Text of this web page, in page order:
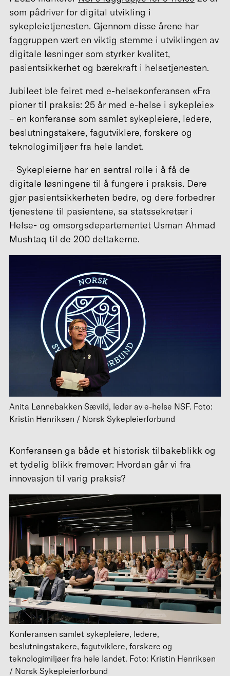
som pådriver for digital utvikling i
sykepleietjenesten. Gjennom disse årene har
faggruppen vært en viktig stemme i utviklingen av
digitale løsninger som styrker kvalitet,
pasientsikkerhet og bærekraft i helsetjenesten.
Jubileet ble feiret med e-helsekonferansen «Fra
pioner til praksis: 25 år med e-helse i sykepleie»
– en konferanse som samlet sykepleiere, ledere,
beslutningstakere, fagutviklere, forskere og
teknologimiljøer fra hele landet.
– Sykepleierne har en sentral rolle i å få de
digitale løsningene til å fungere i praksis. Dere
gjør pasientsikkerheten bedre, og dere forbedrer
tjenestene til pasientene, sa statssekretær i
Helse- og omsorgsdepartementet Usman Ahmad
Mushtaq til de 200 deltakerne.
Anita Lønnebakken Sævild, leder av e-helse NSF. Foto:
Kristin Henriksen / Norsk Sykepleierforbund
Konferansen ga både et historisk tilbakeblikk og
et tydelig blikk fremover: Hvordan går vi fra
innovasjon til varig praksis?
Konferansen samlet sykepleiere, ledere,
beslutningstakere, fagutviklere, forskere og
teknologimiljøer fra hele landet. Foto: Kristin Henriksen
/ Norsk Sykepleierforbund